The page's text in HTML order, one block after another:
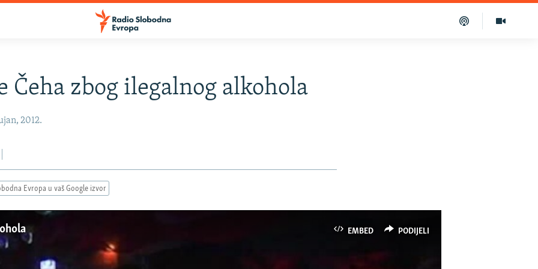
Čeha zbog ilegalnog alkohola
2012.
Evropa u vaš Google izvor
EMBED PODIJELI